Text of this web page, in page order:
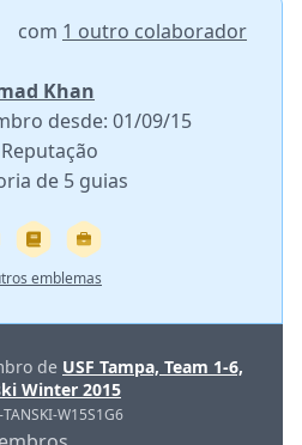
com 1 outro colaborador
Khan
desde: 01/09/15
de 5 guias
emblemas
de USF Tampa, Team 1-6,
Winter 2015
TANSKI-W15S1G6